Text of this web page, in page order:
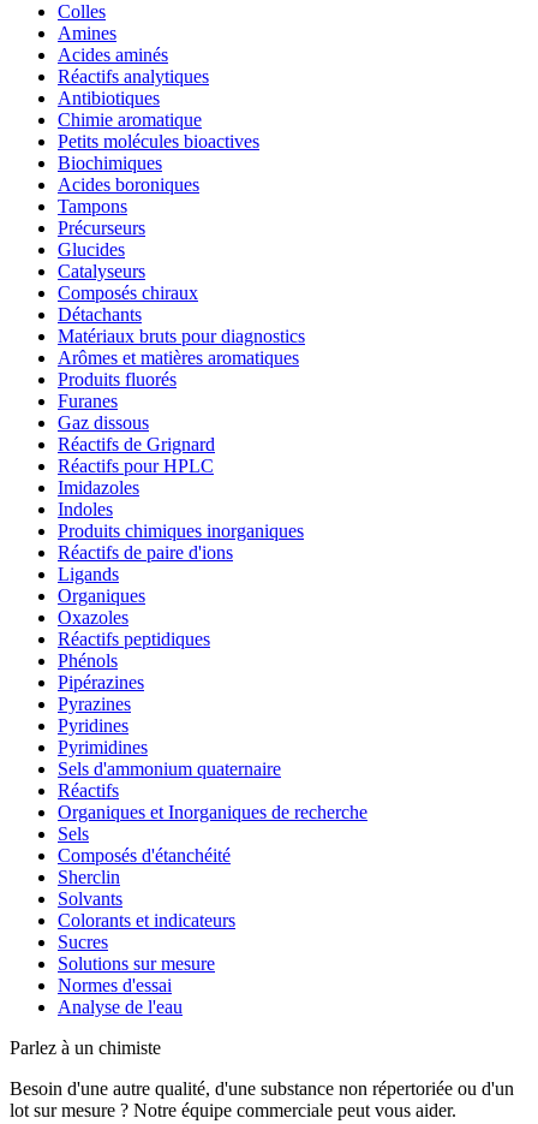
Colles
Amines
Acides aminés
Réactifs analytiques
Antibiotiques
Chimie aromatique
Petits molécules bioactives
Biochimiques
Acides boroniques
Tampons
Précurseurs
Glucides
Catalyseurs
Composés chiraux
Détachants
Matériaux bruts pour diagnostics
Arômes et matières aromatiques
Produits fluorés
Furanes
Gaz dissous
Réactifs de Grignard
Réactifs pour HPLC
Imidazoles
Indoles
Produits chimiques inorganiques
Réactifs de paire d'ions
Ligands
Organiques
Oxazoles
Réactifs peptidiques
Phénols
Pipérazines
Pyrazines
Pyridines
Pyrimidines
Sels d'ammonium quaternaire
Réactifs
Organiques et Inorganiques de recherche
Sels
Composés d'étanchéité
Sherclin
Solvants
Colorants et indicateurs
Sucres
Solutions sur mesure
Normes d'essai
Analyse de l'eau
Parlez à un chimiste
Besoin d'une autre qualité, d'une substance non répertoriée ou d'un
lot sur mesure ? Notre équipe commerciale peut vous aider.